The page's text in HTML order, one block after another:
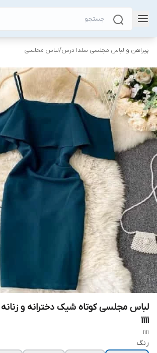
پیراهن و لباس مجلسی سلدا درس/لباس مجلسی
لباس مجلسی کوتاه شیک دخترانه و
۱۱۱۱
1111
رنگ